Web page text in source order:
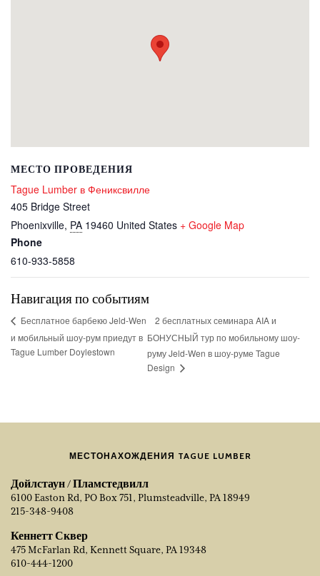
МЕСТО ПРОВЕДЕНИЯ
Tague Lumber в Фениксвилле
405 Bridge Street
Phoenixville, PA 19460 United States + Google Map
Phone
610-933-5858
Навигация по событиям
Бесплатное барбекю Jeld-Wen
и мобильный шоу-рум приедут в
Tague Lumber Doylestown
2 бесплатных семинара AIA и
БОНУСНЫЙ тур по мобильному шоу-
руму Jeld-Wen в шоу-руме Tague
Design
МЕСТОНАХОЖДЕНИЯ TAGUE LUMBER
Дойлстаун / Пламстедвилл
6100 Easton Rd, PO Box 751, Plumsteadville, PA 18949
215-348-9408
Кеннетт Сквер
475 McFarlan Rd, Kennett Square, PA 19348
610-444-1200